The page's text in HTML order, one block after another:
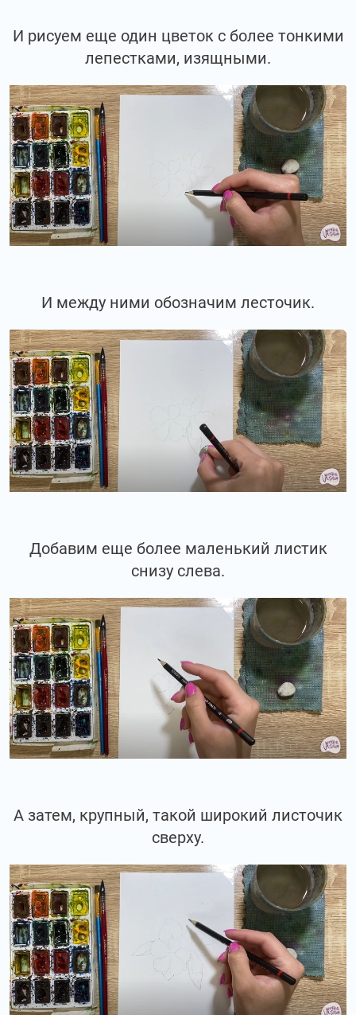
И рисуем еще один цветок с более тонкими
лепестками, изящными.
И между ними обозначим лесточик.
Добавим еще более маленький листик
снизу слева.
А затем, крупный, такой широкий листочик
сверху.